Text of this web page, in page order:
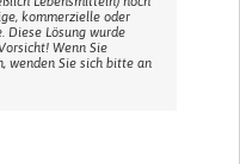
kommerzielle oder
Diese Lösung wurde
Wenn Sie
wenden Sie sich bitte an